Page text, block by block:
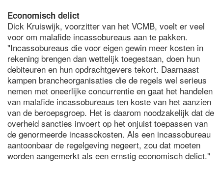
Economisch delict
Dick Kruiswijk, voorzitter van het VCMB, voelt er veel
voor om malafide incassobureaus aan te pakken.
"Incassobureaus die voor eigen gewin meer kosten in
rekening brengen dan wettelijk toegestaan, doen hun
debiteuren en hun opdrachtgevers tekort. Daarnaast
kampen brancheorganisaties die de regels wel serieus
nemen met oneerlijke concurrentie en gaat het handelen
van malafide incassobureaus ten koste van het aanzien
van de beroepsgroep. Het is daarom noodzakelijk dat de
overheid sancties invoert op het onjuist toepassen van
de genormeerde incassokosten. Als een incassobureau
aantoonbaar de regelgeving negeert, zou dat moeten
worden aangemerkt als een ernstig economisch delict."